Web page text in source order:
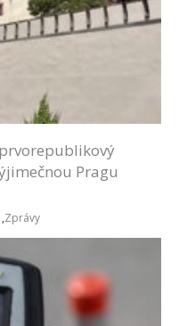
Pragu
,Zprávy